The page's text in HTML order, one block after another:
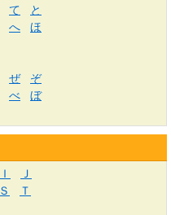
て
と
へ
ほ
ぜ
ぞ
べ
ぼ
Ｉ
Ｊ
Ｓ
Ｔ